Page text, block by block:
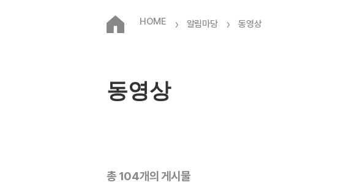
HOME › 알림마당 › 동영상
동영상
총 104개의 게시물